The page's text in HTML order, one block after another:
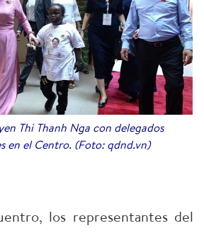
Thi Thanh Nga con delegados
en el Centro. (Foto: qdnd.vn)
los representantes del